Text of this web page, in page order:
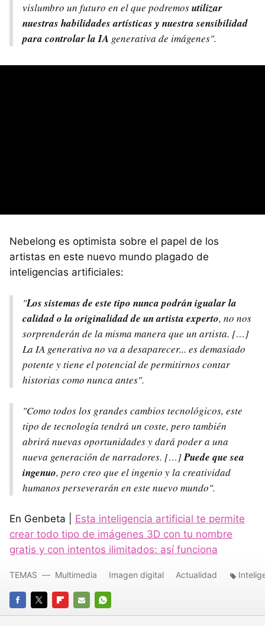
vislumbro un futuro en el que podremosutilizar
nuestras habilidades artísticas y nuestra sensibilidad
para controlar la IA generativa de imágenes".
Nebelong es optimista sobre el papel de los
artistas en este nuevo mundo plagado de
inteligencias artificiales:
"Los sistemas de este tipo nunca podrán igualar la
calidad o la originalidad de un artista experto, no nos
sorprenderán de la misma manera que un artista. […]
La IA generativa no va a desaparecer... es demasiado
potente y tiene el potencial de permitirnos contar
historias como nunca antes".
"Como todos los grandes cambios tecnológicos, este
tipo de tecnología tendrá un coste, pero también
abrirá nuevas oportunidades y dará poder a una
nueva generación de narradores. […]Puede que sea
ingenuo, pero creo que el ingenio y la creatividad
humanos perseverarán en este nuevo mundo".
En Genbeta | Esta inteligencia artificial te permite
crear todo tipo de imágenes 3D con tu nombre
gratis y con intentos ilimitados: así funciona
FACEBOOK
TWITTERFLIPBOARD
E- WHATSAPP
TEMAS Multimedia Imagen digital Actualidad